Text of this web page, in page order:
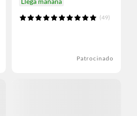
(49)
Patrocinado